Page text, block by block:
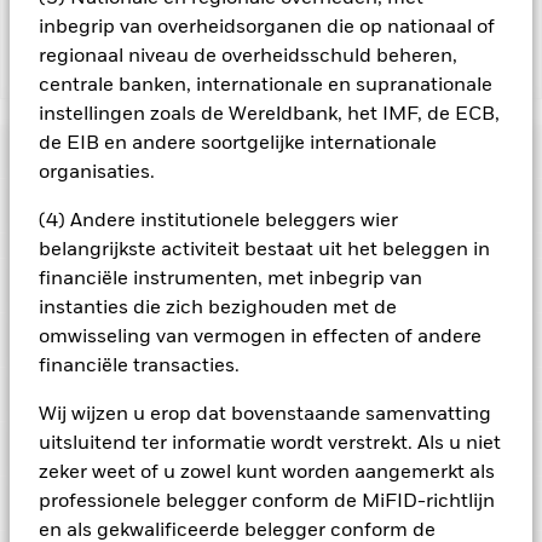
inbegrip van overheidsorganen die op nationaal of
regionaal niveau de overheidsschuld beheren,
centrale banken, internationale en supranationale
instellingen zoals de Wereldbank, het IMF, de ECB,
de EIB en andere soortgelijke internationale
organisaties.
(4) Andere institutionele beleggers wier
belangrijkste activiteit bestaat uit het beleggen in
financiële instrumenten, met inbegrip van
instanties die zich bezighouden met de
omwisseling van vermogen in effecten of andere
financiële transacties.
Wij wijzen u erop dat bovenstaande samenvatting
uitsluitend ter informatie wordt verstrekt. Als u niet
zeker weet of u zowel kunt worden aangemerkt als
professionele belegger conform de MiFID-richtlijn
en als gekwalificeerde belegger conform de
BGF European Special Situations Fund
Risicometer
Performance
Grafiek
Volledige grafiek bekijken
Deze grafiek toont de prestatie van het product als het
Aandelen in kleinere bedrijven worden gewoonlijk in kleinere
volumes verhandeld en vertonen grotere
koersschommelingen dan die van grotere bedrijven.De
waarde van aandelen en aandelengerelateerde effecten kan
worden beïnvloed door dagelijkse schommelingen op de
behoren politiek en economisch nieuws, bedrijfsresultaten en
belangrijke gebeurtenissen in de bedrijven.
Het Fonds streeft
ernaar ondernemingen uit te sluiten die zich bezighouden
met bepaalde activiteiten die niet in overeenstemming zijn
met ESG-criteria. Na een ESG-screening kan het potentiële
beleggingsuniversum een stuk kleiner worden en een
dergelijke screening kan een negatief effect hebben op de
Kerngegevens
Fondsomvang
Introductie fonds 20/mrt/2003
Beperkende benchmark 1 MSCI Europe Index
Aankoopkosten (maximaal)
Portefeuille kenmerken
Aantal posities 43
Bèta 3 jr.
per 31/jul/2026
1,28
P/B-ratio
Morningstar-rating
Posities
per 30/jun/2026
Portefeuilleverdeling